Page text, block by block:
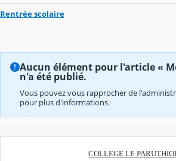
Rentrée scolaire
Aucun élément pour l'article «
n'a été publié.
Vous pouvez vous rapprocher de
pour plus d'informations.
COLLEGE LE